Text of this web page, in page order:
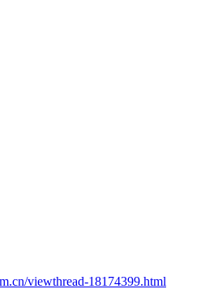
viewthread-18174399.html